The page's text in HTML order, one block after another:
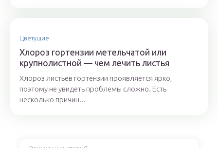
Цветущие
Хлороз гортензии метельчатой или
крупнолистной — чем лечить листья
Хлороз листьев гортензии проявляется ярко,
поэтому не увидеть проблемы сложно. Есть
несколько причин...